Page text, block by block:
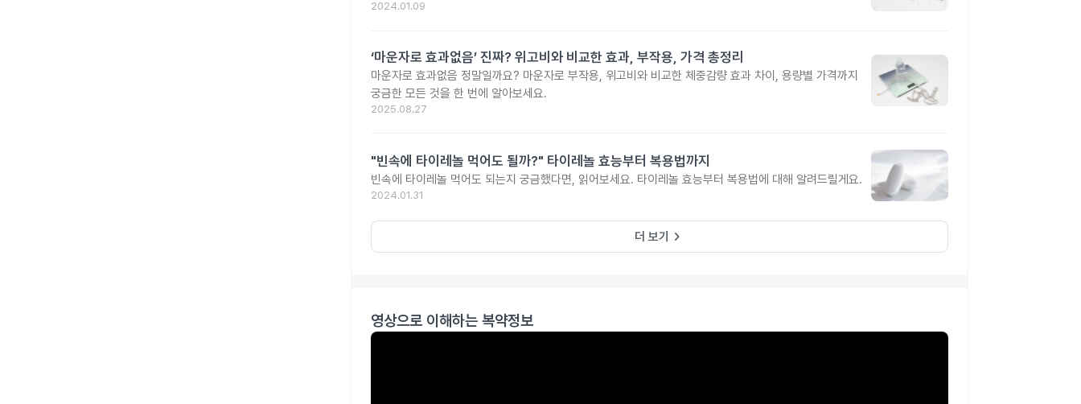
2024.01.09
‘마운자로 효과없음’ 진짜? 위고비와 비교한 효과, 부작용, 가격 총정리
마운자로 효과없음 정말일까요? 마운자로 부작용, 위고비와 비교한 체중감량 효과 차이, 용량별 가격까지
궁금한 모든 것을 한 번에 알아보세요.
2025.08.27
"빈속에 타이레놀 먹어도 될까?" 타이레놀 효능부터 복용법까지
빈속에 타이레놀 먹어도 되는지 궁금했다면, 읽어보세요. 타이레놀 효능부터 복용법에 대해 알려드릴게요.
2024.01.31
더 보기 keyboard_arrow_right
영상으로 이해하는 복약정보